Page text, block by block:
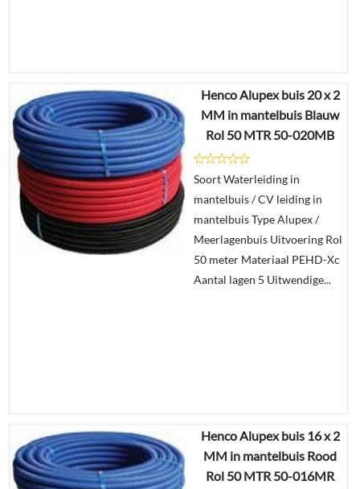
€537,54
€ 258,56
In
winkelmand
Henco Alupex buis 20 x 2
MM in mantelbuis Blauw
Rol 50 MTR 50-020MB
Soort Waterleiding in
mantelbuis / CV leiding in
mantelbuis Type Alupex /
Meerlagenbuis Uitvoering Rol
50 meter Materiaal PEHD-Xc
Aantal lagen 5 Uitwendige...
€405,96
€182,47
Henco Alupex buis 16 x 2
MM in mantelbuis Rood
Rol 50 MTR 50-016MR